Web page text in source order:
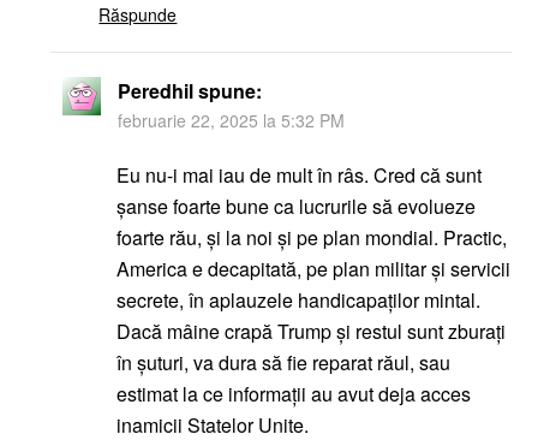
Răspunde
Peredhilspune:
februarie 22, 2025 la 5:32 PM
Eu nu-i mai iau de mult în râs. Cred că sunt
șanse foarte bune ca lucrurile să evolueze
foarte rău, și la noi și pe plan mondial. Practic,
America e decapitată, pe plan militar și servicii
secrete, în aplauzele handicapaților mintal.
Dacă mâine crapă Trump și restul sunt zburați
în șuturi, va dura să fie reparat răul, sau
estimat la ce informații au avut deja acces
inamicii Statelor Unite.